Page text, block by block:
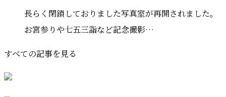
長らく閉鎖しておりました写真室が再開されました。
お宮参りや七五三詣など記念撮影…
すべての記事を見る